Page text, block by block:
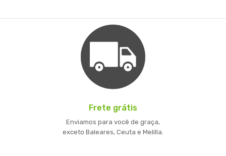
Frete grátis
Enviamos para você de graça,
exceto Baleares, Ceuta e Melilla.